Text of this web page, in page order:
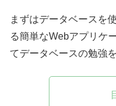
まずはデータベースを
る簡単なWebアプリケ
てデータベースの勉強